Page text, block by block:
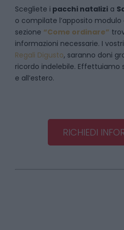
Scegliete i pacchi natalizi a
o compilate l’apposito modulo
sezione “Come ordinare”
informazioni necessarie. I vostri
Regali Digusto, saranno doni
ricordo indelebile. Effettuiamo
e all’estero.
RICHIEDI